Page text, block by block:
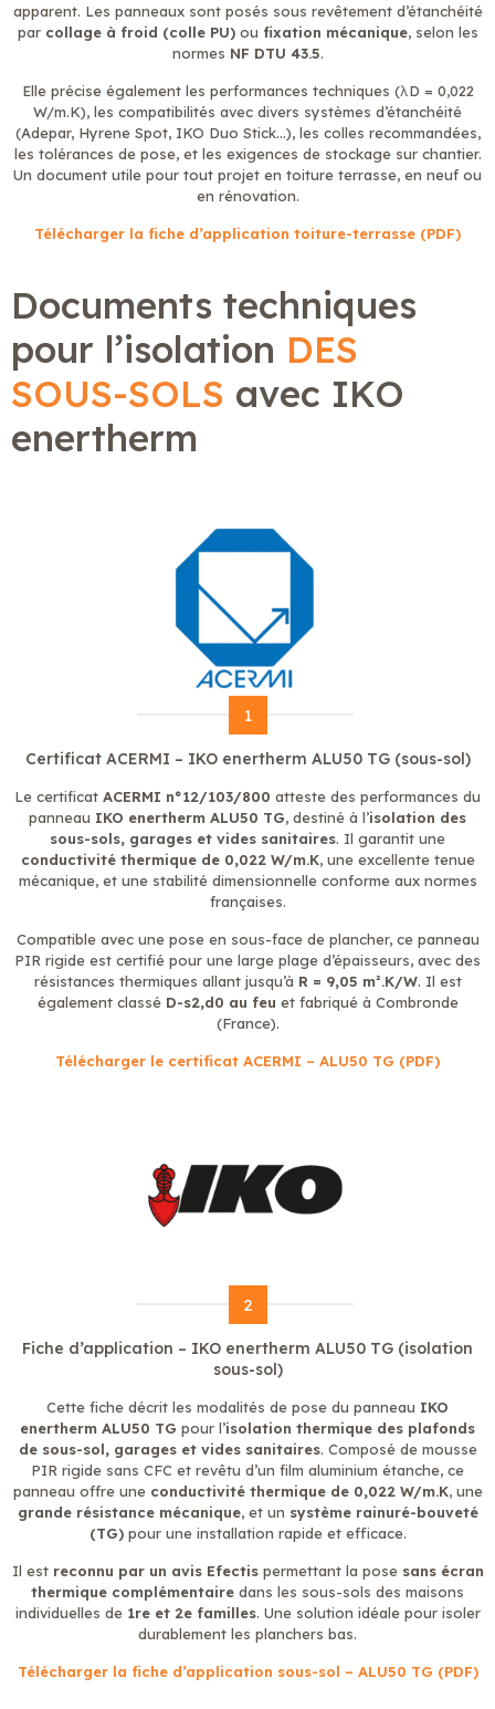
apparent. Les panneaux sont posés sous revêtement d’étanchéité
par collage à froid (colle PU)ou fixation mécanique, selon les
normes NF DTU 43.5.
Elle précise également les performances techniques (λD = 0,022
W/m.K), les compatibilités avec divers systèmes d’étanchéité
(Adepar, Hyrene Spot, IKO Duo Stick…), les colles recommandées,
les tolérances de pose, et les exigences de stockage sur chantier.
Un document utile pour tout projet en toiture terrasse, en neuf ou
en rénovation.
Télécharger la fiche d’application toiture-terrasse (PDF)
Documents techniques
pour l’isolation DES
SOUS-SOLS avec IKO
enertherm
1
Certificat ACERMI – IKO enertherm ALU50 TG (sous-sol)
Le certificat ACERMI n°12/103/800 atteste des performances du
panneau IKO enertherm ALU50 TG, destiné à l’isolation des
sous-sols, garages et vides sanitaires. Il garantit une
conductivité thermique de 0,022 W/m.K, une excellente tenue
mécanique, et une stabilité dimensionnelle conforme aux normes
françaises.
Compatible avec une pose en sous-face de plancher, ce panneau
PIR rigide est certifié pour une large plage d’épaisseurs, avec des
résistances thermiques allant jusqu’à R = 9,05 m².K/W. Il est
également classé D-s2,d0 au feu et fabriqué à Combronde
(France).
Télécharger le certificat ACERMI – ALU50 TG (PDF)
2
Fiche d’application – IKO enertherm ALU50 TG (isolation
sous-sol)
Cette fiche décrit les modalités de pose du panneau IKO
enertherm ALU50 TG pour l’isolation thermique des plafonds
de sous-sol, garages et vides sanitaires. Composé de mousse
PIR rigide sans CFC et revêtu d’un film aluminium étanche, ce
panneau offre une conductivité thermique de 0,022 W/m.K, une
grande résistance mécanique, et un système rainuré-bouveté
(TG)pour une installation rapide et efficace.
Il est reconnu par un avis Efectispermettant la pose sans écran
thermique complémentaire dans les sous-sols des maisons
individuelles de 1re et 2e familles. Une solution idéale pour isoler
durablement les planchers bas.
Télécharger la fiche d’application sous-sol – ALU50 TG (PDF)